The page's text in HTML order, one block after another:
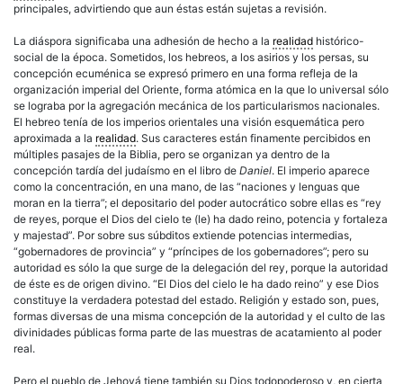
principales, advirtiendo que aun éstas están sujetas a revisión.
La diáspora significaba una adhesión de hecho a la realidad histórico-
social de la época. Sometidos, los hebreos, a los asirios y los persas, su
concepción ecuménica se expresó primero en una forma refleja de la
organización imperial del Oriente, forma atómica en la que lo universal sólo
se lograba por la agregación mecánica de los particularismos nacionales.
El hebreo tenía de los imperios orientales una visión esquemática pero
aproximada a la realidad. Sus caracteres están finamente percibidos en
múltiples pasajes de la Biblia, pero se organizan ya dentro de la
concepción tardía del judaísmo en el libro de Daniel. El imperio aparece
como la concentración, en una mano, de las “naciones y lenguas que
moran en la tierra”; el depositario del poder autocrático sobre ellas es “rey
de reyes, porque el Dios del cielo te (le) ha dado reino, potencia y fortaleza
y majestad”. Por sobre sus súbditos extiende potencias intermedias,
“gobernadores de provincia” y “príncipes de los gobernadores”; pero su
autoridad es sólo la que surge de la delegación del rey, porque la autoridad
de éste es de origen divino. “El Dios del cielo le ha dado reino” y ese Dios
constituye la verdadera potestad del estado. Religión y estado son, pues,
formas diversas de una misma concepción de la autoridad y el culto de las
divinidades públicas forma parte de las muestras de acatamiento al poder
real.
Pero el pueblo de Jehová tiene también su Dios todopoderoso y, en cierta